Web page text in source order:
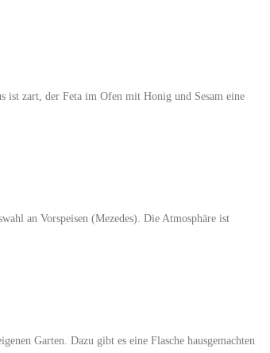
zart, der Feta im Ofen mit Honig und Sesam eine
an Vorspeisen (Mezedes). Die Atmosphäre ist
Garten. Dazu gibt es eine Flasche hausgemachten